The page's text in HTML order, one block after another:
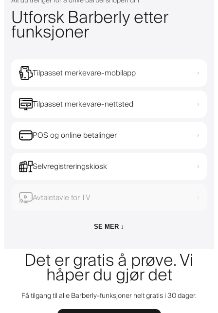
Utforsk Barberly etter
funksjoner
Tilpasset merkevare-mobilapp ›
Tilpasset merkevare-nettsted ›
POS og online betalinger ›
Selvregistreringskiosk ›
Avtaletavle for TV ›
SE MER ↓
Det er gratis å prøve. Vi
håper du gjør det
Få tilgang til alle Barberly-funksjoner helt gratis i 30 dager.